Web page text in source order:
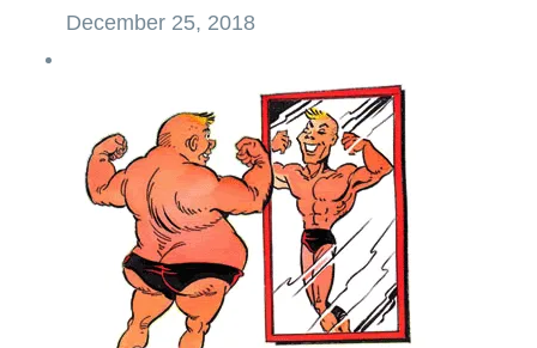
December 25, 2018